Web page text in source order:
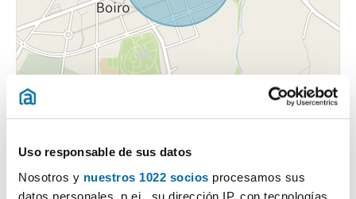
Uso responsable de sus datos
Nosotros y nuestros 1022 socios procesamos sus
datos personales, p.ej., su dirección IP, con tecnologías